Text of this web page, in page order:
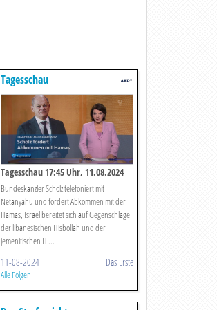
Tagesschau
Tagesschau 17:45 Uhr, 11.08.2024
Bundeskanzler Scholz telefoniert mit
Netanyahu und fordert Abkommen mit der
Hamas, Israel bereitet sich auf Gegenschläge
der libanesischen Hisbollah und der
jemenitischen H ...
11-08-2024 Das Erste
Alle Folgen